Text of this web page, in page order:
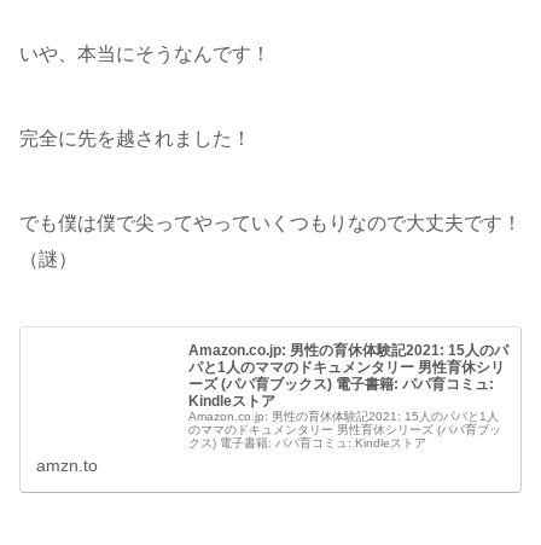
いや、本当にそうなんです！
完全に先を越されました！
でも僕は僕で尖ってやっていくつもりなので大丈夫です！
（謎）
Amazon.co.jp: 男性の育休体験記2021: 15人のパ
パと1人のママのドキュメンタリー 男性育休シリ
ーズ (パパ育ブックス) 電子書籍: パパ育コミュ:
Kindleストア
Amazon.co.jp: 男性の育休体験記2021: 15人のパパと1人
のママのドキュメンタリー 男性育休シリーズ (パパ育ブッ
クス) 電子書籍: パパ育コミュ: Kindleストア
amzn.to